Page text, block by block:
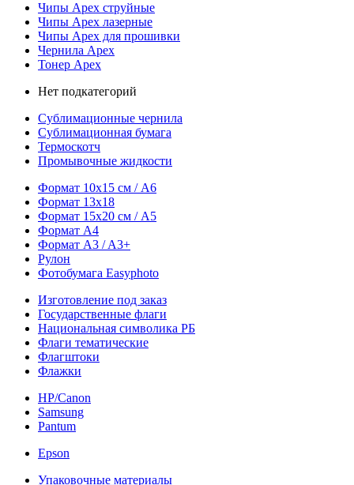
Чипы Apex струйные
Чипы Apex лазерные
Чипы Apex для прошивки
Чернила Apex
Тонер Apex
Нет подкатегорий
Сублимационные чернила
Сублимационная бумага
Термоскотч
Промывочные жидкости
Формат 10х15 см / A6
Формат 13х18
Формат 15х20 см / A5
Формат А4
Формат A3 / A3+
Рулон
Фотобумага Easyphoto
Изготовление под заказ
Государственные флаги
Национальная символика РБ
Флаги тематические
Флагштоки
Флажки
HP/Canon
Samsung
Pantum
Epson
Упаковочные материалы